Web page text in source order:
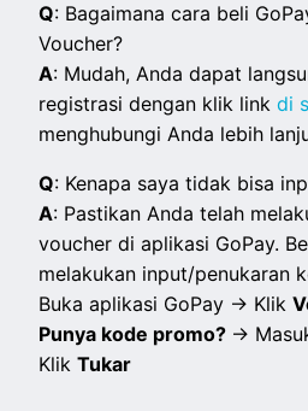
Q: Bagaimana cara beli
Voucher?
A: Mudah, Anda dapat
registrasi dengan klik linkdi
menghubungi Anda lebih
Q: Kenapa saya tidak bisa
A: Pastikan Anda telah
voucher di aplikasi GoPay.
melakukan input/penukaran
Buka aplikasi GoPay → Klik
Punya kode promo? →
KlikTukar